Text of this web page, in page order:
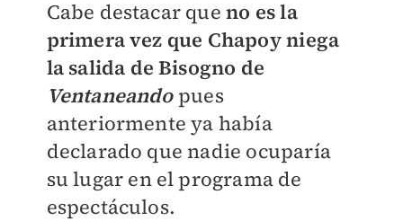
Cabe destacar queno es la
primera vez que Chapoy niega
la salida de Bisogno de
Ventaneando pues
anteriormente ya había
declarado que nadie ocuparía
su lugar en el programa de
espectáculos.